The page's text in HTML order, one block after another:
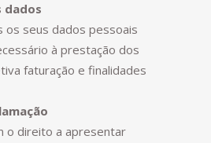
dados
os seus dados pessoais
à prestação dos
faturação e finalidades
o direito a apresentar